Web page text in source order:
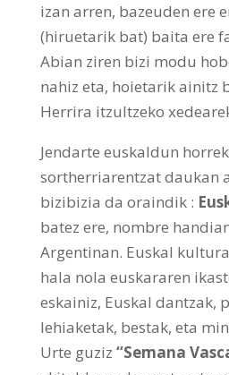
izan arren, bazeuden ere
(hiruetarik bat) baita ere
Abian ziren bizi modu
nahiz eta, hoietarik ainitz
Herrira itzultzeko
Jendarte euskaldun
sortherriarentzat daukan
bizibizia da oraindik :
batez ere, nombre
Argentinan. Euskal
hala nola euskararen
eskainiz, Euskal dantzak,
lehiaketak, bestak, eta
Urte guziz “Semana